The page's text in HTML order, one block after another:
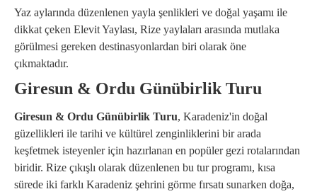
Yaz aylarında düzenlenen yayla şenlikleri ve doğal yaşamı ile
dikkat çeken Elevit Yaylası, Rize yaylaları arasında mutlaka
görülmesi gereken destinasyonlardan biri olarak öne
çıkmaktadır.
Giresun & Ordu Günübirlik Turu
Giresun & Ordu Günübirlik Turu, Karadeniz'in doğal
güzellikleri ile tarihi ve kültürel zenginliklerini bir arada
keşfetmek isteyenler için hazırlanan en popüler gezi rotalarından
biridir. Rize çıkışlı olarak düzenlenen bu tur programı, kısa
sürede iki farklı Karadeniz şehrini görme fırsatı sunarken doğa,